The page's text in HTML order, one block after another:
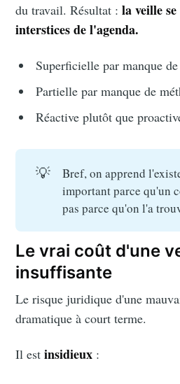
du travail. Résultat :la veille
interstices de l'agenda.
Superficielle par manque
Partielle par manque de
Réactive plutôt que
💡
Bref, on apprend
important parce qu'un
pas parce qu'on l'a
Le vrai coût d'une
insuffisante
Le risque juridique d'une
dramatique à court terme.
Il estinsidieux :